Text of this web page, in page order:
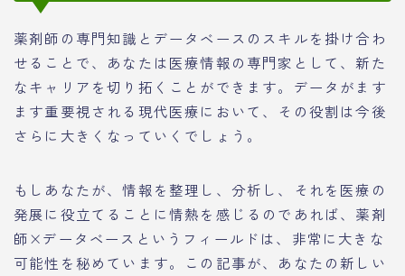
薬剤師の専門知識とデータベースのスキルを掛け合わ
せることで、あなたは医療情報の専門家として、新た
なキャリアを切り拓くことができます。データがます
ます重要視される現代医療において、その役割は今後
さらに大きくなっていくでしょう。
もしあなたが、情報を整理し、分析し、それを医療の
発展に役立てることに情熱を感じるのであれば、薬剤
師×データベースというフィールドは、非常に大きな
可能性を秘めています。この記事が、あなたの新しい